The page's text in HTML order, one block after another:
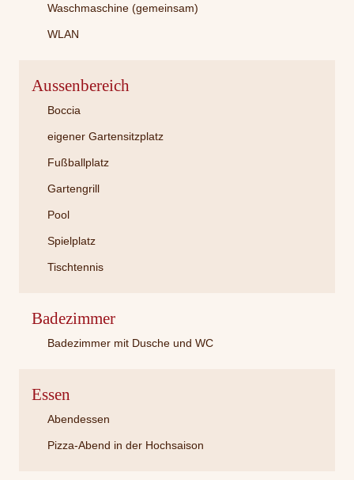
Waschmaschine (gemeinsam)
WLAN
Aussenbereich
Boccia
eigener Gartensitzplatz
Fußballplatz
Gartengrill
Pool
Spielplatz
Tischtennis
Badezimmer
Badezimmer mit Dusche und WC
Essen
Abendessen
Pizza-Abend in der Hochsaison